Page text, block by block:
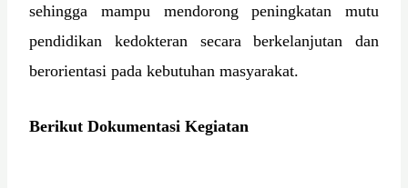
sehingga mampu mendorong peningkatan mutu
pendidikan kedokteran secara berkelanjutan dan
berorientasi pada kebutuhan masyarakat.
Berikut Dokumentasi Kegiatan